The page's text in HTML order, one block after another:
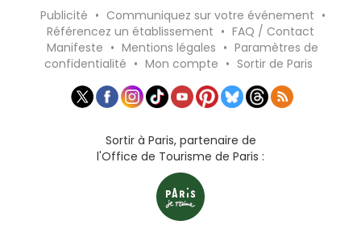
Publicité • Communiquez sur votre événement •
Référencez un établissement • FAQ / Contact
Manifeste • Mentions légales • Paramètres de
confidentialité • Mon compte • Sortir de Paris
Sortir à Paris, partenaire de
l'Office de Tourisme de Paris :